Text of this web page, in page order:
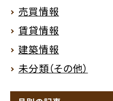
売買情報
賃貸情報
建築情報
未分類（その他）